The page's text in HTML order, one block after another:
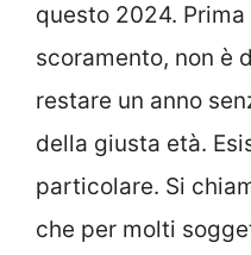
questo 2024.
scoramento, non è
restare un anno
della giusta età.
particolare. Si
che per molti